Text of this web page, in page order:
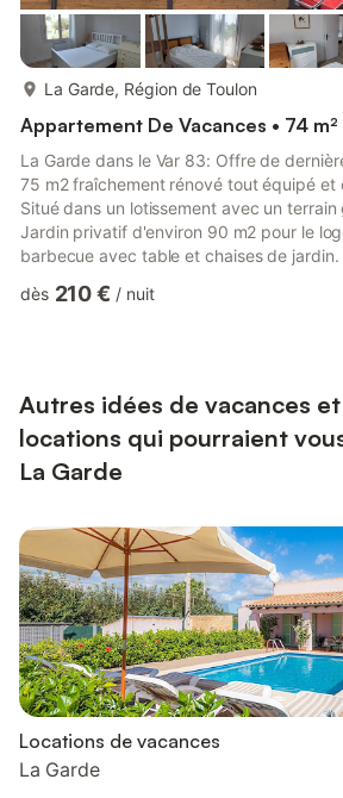
La Garde, Région de Toulon
Appartement De Vacances • 74 m²
La Garde dans le Var 83: Offre de
75 m2 fraîchement rénové tout équipé et
Situé dans un lotissement avec un
Jardin privatif d'environ 90 m2 pour le
barbecue avec table et chaises de jardin.
chaises donnant sur la SAM salon tout
dès 210 € / nuit
Autres idées de vacances
locations qui pourraient
La Garde
Locations de vacances
La Garde